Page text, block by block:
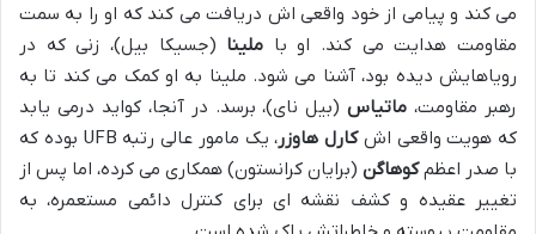
می کند و پیامی از خود واقعی اش دریافت می کند که او را به سمت
مقاومت هدایت می کند. او با ملینا (جسیکا بیل)، زنی که در
رویاهایش دیده بود، آشنا می شود. ملینا به او کمک می کند تا به
رهبر مقاومت، ماتیاس(بیل نای)، برسد. در آنجا، کواید درمی یابد
که هویت واقعی اشکارل هاوزر
، یک مامور عالی رتبه UFB بوده که
با صدر اعظمکوهاگن (برایان کرانستون) همکاری می کرده، اما پس از
تغییر عقیده و کشف نقشه ای برای کنترل دائمی مستعمره، به